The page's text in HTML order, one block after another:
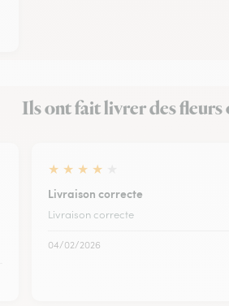
Ils ont fait livrer des
★ ★ ★ ★
Livraison correcte
Livraison correcte
04/02/2026